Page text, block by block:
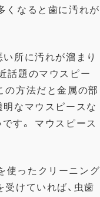
くなると歯に汚れが
所に汚れが溜まり
話題のマウスピー
の方法だと金属の部
なマウスピースな
す。 マウスピース
使ったクリーニング
けていれば、虫歯